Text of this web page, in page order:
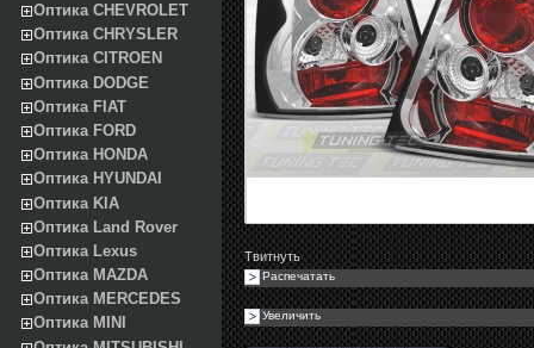
Оптика CHEVROLET
Оптика CHRYSLER
Оптика CITROEN
Оптика DODGE
Оптика FIAT
Оптика FORD
Оптика HONDA
Оптика HYUNDAI
Оптика KIA
Оптика Land Rover
Оптика Lexus
Оптика MAZDA
Оптика MERCEDES
Оптика MINI
Твитнуть
Распечатать
Увеличить